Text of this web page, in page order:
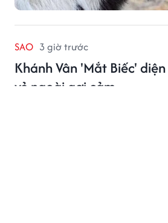
SAO 3 giờ trước
Khánh Vân 'Mắt Biếc'
vẻ ngoài gợi cảm